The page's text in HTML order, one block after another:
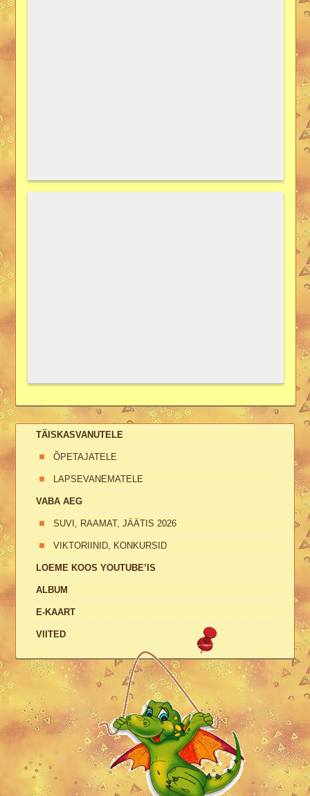
TÄISKASVANUTELE
ÕPETAJATELE
LAPSEVANEMATELE
VABA AEG
SUVI, RAAMAT, JÄÄTIS 2026
VIKTORIINID, KONKURSID
LOEME KOOS YOUTUBE’IS
ALBUM
E-KAART
VIITED